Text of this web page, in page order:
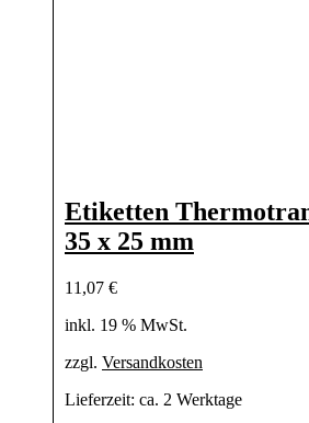
Etiketten
35 x 25 mm
11,07 €
inkl. 19 % MwSt.
zzgl. Versandkosten
Lieferzeit: ca. 2 Werktage